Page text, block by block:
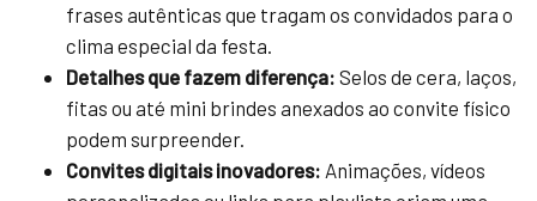
frases autênticas que tragam os convidados para o
clima especial da festa.
Detalhes que fazem diferença: Selos de cera, laços,
fitas ou até mini brindes anexados ao convite físico
podem surpreender.
Convites digitais inovadores: Animações, vídeos